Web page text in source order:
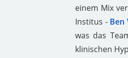
einem Mix
Institus - Ben
was das
klinischen